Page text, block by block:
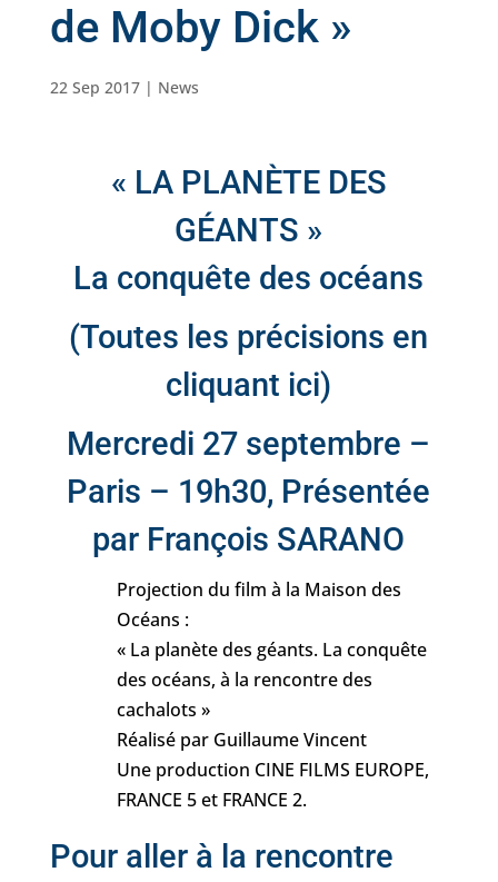
de Moby Dick »
22 Sep 2017| News
« LA PLANÈTE DES
GÉANTS »
La conquête des océans
(Toutes les précisions en
cliquant ici)
Mercredi 27 septembre –
Paris – 19h30, Présentée
par François SARANO
Projection du film à la Maison des
Océans :
« La planète des géants. La conquête
des océans, à la rencontre des
cachalots »
Réalisé par Guillaume Vincent
Une production CINE FILMS EUROPE,
FRANCE 5 et FRANCE 2.
Pour aller à la rencontre